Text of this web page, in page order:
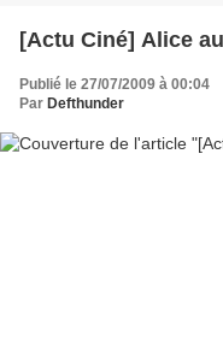
[Actu Ciné] Alice
Publié le 27/07/2009 à 00:04
Par Defthunder